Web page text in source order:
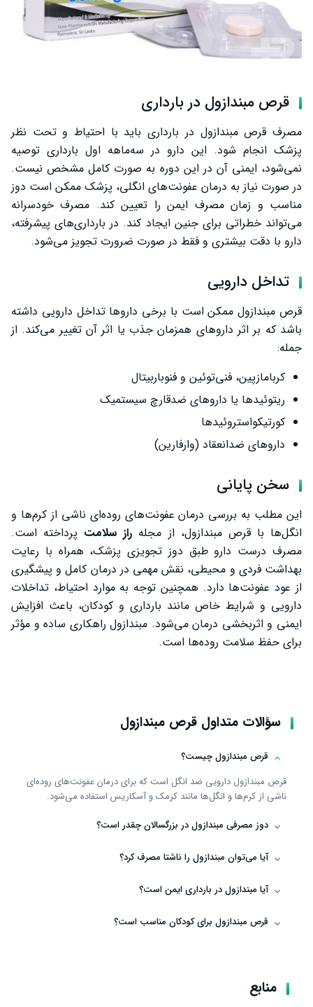
قرص مبندازول در بارداری
مصرف قرص مبندازول در بارداری باید با احتیاط و تحت نظر
پزشک انجام شود. این دارو در سه‌ماهه اول بارداری توصیه
نمی‌شود، ایمنی آن در این دوره به صورت کامل مشخص نیست.
در صورت نیاز به درمان عفونت‌های انگلی، پزشک ممکن است دوز
مناسب و زمان مصرف ایمن را تعیین کند. مصرف خودسرانه
می‌تواند خطراتی برای جنین ایجاد کند. در بارداری‌های پیشرفته،
دارو با دقت بیشتری و فقط در صورت ضرورت تجویز می‌شود.
تداخل دارویی
قرص مبندازول ممکن است با برخی داروها تداخل دارویی داشته
باشد که بر اثر داروهای همزمان جذب یا اثر آن تغییر می‌کند. از
جمله:
کربامازپین، فنی‌توئین و فنوباربیتال
ریتوئیدها یا داروهای ضدقارچ سیستمیک
کورتیکواستروئیدها
داروهای ضدانعقاد (وارفارین)
سخن پایانی
این مطلب به بررسی درمان عفونت‌های روده‌ای ناشی از کرم‌ها و
انگل‌ها با قرص مبندازول، از مجله راز سلامت پرداخته است.
مصرف درست دارو طبق دوز تجویزی پزشک، همراه با رعایت
بهداشت فردی و محیطی، نقش مهمی در درمان کامل و پیشگیری
از عود عفونت‌ها دارد. همچنین توجه به موارد احتیاط، تداخلات
دارویی و شرایط خاص مانند بارداری و کودکان، باعث افزایش
ایمنی و اثربخشی درمان می‌شود. مبندازول راهکاری ساده و مؤثر
برای حفظ سلامت روده‌ها است.
سؤالات متداول قرص مبندازول
قرص مبندازول چیست؟
قرص مبندازول دارویی ضد انگل است که برای درمان عفونت‌های روده‌ای
ناشی از کرم‌ها و انگل‌ها مانند کرمک و آسکاریس استفاده می‌شود.
دوز مصرفی مبندازول در بزرگسالان چقدر است؟
آیا می‌توان مبندازول را ناشتا مصرف کرد؟
آیا مبندازول در بارداری ایمن است؟
قرص مبندازول برای کودکان مناسب است؟
منابع